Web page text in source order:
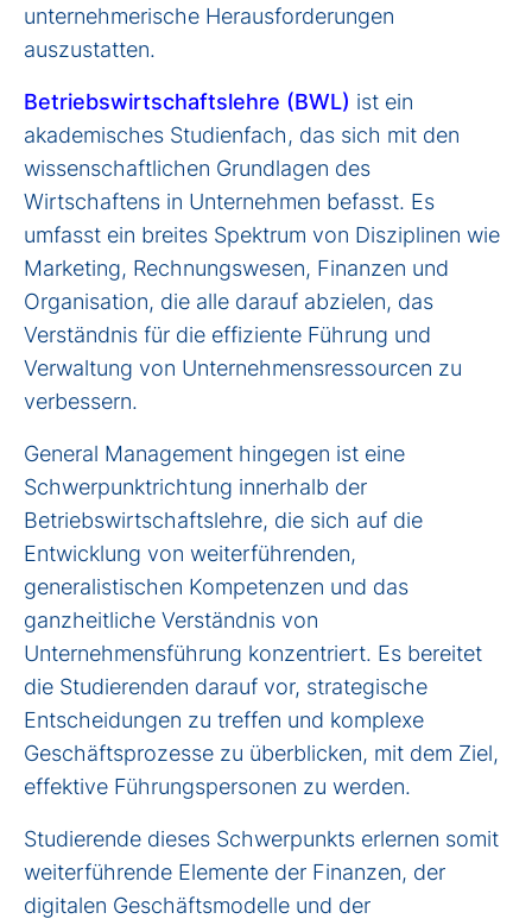
unternehmerische Herausforderungen
auszustatten.
Betriebswirtschaftslehre (BWL) ist ein
akademisches Studienfach, das sich mit den
wissenschaftlichen Grundlagen des
Wirtschaftens in Unternehmen befasst. Es
umfasst ein breites Spektrum von Disziplinen wie
Marketing, Rechnungswesen, Finanzen und
Organisation, die alle darauf abzielen, das
Verständnis für die effiziente Führung und
Verwaltung von Unternehmensressourcen zu
verbessern.
General Management hingegen ist eine
Schwerpunktrichtung innerhalb der
Betriebswirtschaftslehre, die sich auf die
Entwicklung von weiterführenden,
generalistischen Kompetenzen und das
ganzheitliche Verständnis von
Unternehmensführung konzentriert. Es bereitet
die Studierenden darauf vor, strategische
Entscheidungen zu treffen und komplexe
Geschäftsprozesse zu überblicken, mit dem Ziel,
effektive Führungspersonen zu werden.
Studierende dieses Schwerpunkts erlernen somit
weiterführende Elemente der Finanzen, der
digitalen Geschäftsmodelle und der